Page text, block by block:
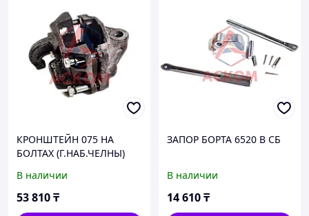
КРОНШТЕЙН 075 НА
БОЛТАХ (Г.НАБ.ЧЕЛНЫ)
В наличии
53 810₸
ЗАПОР БОРТА 6520 В СБ
В наличии
14 610₸